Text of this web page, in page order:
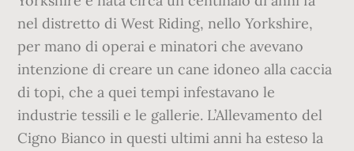
nel distretto di West Riding, nello Yorkshire,
per mano di operai e minatori che avevano
intenzione di creare un cane idoneo alla caccia
di topi, che a quei tempi infestavano le
industrie tessili e le gallerie. L’Allevamento del
Cigno Bianco in questi ultimi anni ha esteso la